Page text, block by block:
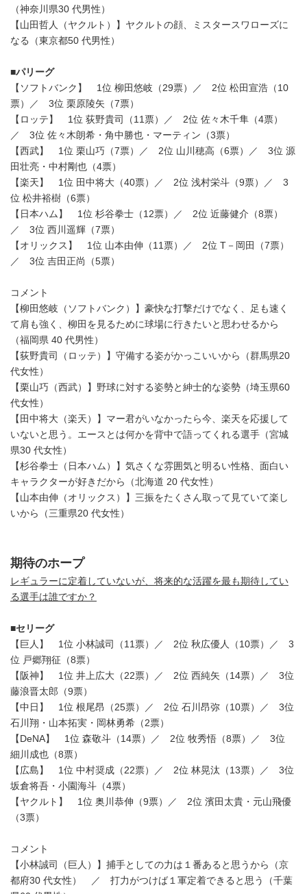
（神奈川県30 代男性）
【山田哲人（ヤクルト）】ヤクルトの顔、ミスタースワローズに
なる（東京都50 代男性）
■パリーグ
【ソフトバンク】 1位 柳田悠岐（29票）／ 2位 松田宣浩（10
票）／ 3位 栗原陵矢（7票）
【ロッテ】 1位 荻野貴司（11票）／ 2位 佐々木千隼（4票）
／ 3位 佐々木朗希・角中勝也・マーティン（3票）
【西武】 1位 栗山巧（7票）／ 2位 山川穂高（6票）／ 3位 源
田壮亮・中村剛也（4票）
【楽天】 1位 田中将大（40票）／ 2位 浅村栄斗（9票）／ 3
位 松井裕樹（6票）
【日本ハム】 1位 杉谷拳士（12票）／ 2位 近藤健介（8票）
／ 3位 西川遥輝（7票）
【オリックス】 1位 山本由伸（11票）／ 2位 T－岡田（7票）
／ 3位 吉田正尚（5票）
コメント
【柳田悠岐（ソフトバンク）】豪快な打撃だけでなく、足も速く
て肩も強く、柳田を見るために球場に行きたいと思わせるから
（福岡県 40 代男性）
【荻野貴司（ロッテ）】守備する姿がかっこいいから（群馬県20
代女性）
【栗山巧（西武）】野球に対する姿勢と紳士的な姿勢（埼玉県60
代女性）
【田中将大（楽天）】マー君がいなかったら今、楽天を応援して
いないと思う。エースとは何かを背中で語ってくれる選手（宮城
県30 代女性）
【杉谷拳士（日本ハム）】気さくな雰囲気と明るい性格、面白い
キャラクターが好きだから（北海道 20 代女性）
【山本由伸（オリックス）】三振をたくさん取って見ていて楽し
いから（三重県20 代女性）
期待のホープ
レギュラーに定着していないが、将来的な活躍を最も期待してい
る選手は誰ですか？
■セリーグ
【巨人】 1位 小林誠司（11票）／ 2位 秋広優人（10票）／ 3
位 戸郷翔征（8票）
【阪神】 1位 井上広大（22票）／ 2位 西純矢（14票）／ 3位
藤浪晋太郎（9票）
【中日】 1位 根尾昂（25票）／ 2位 石川昂弥（10票）／ 3位
石川翔・山本拓実・岡林勇希（2票）
【DeNA】 1位 森敬斗（14票）／ 2位 牧秀悟（8票）／ 3位
細川成也（8票）
【広島】 1位 中村奨成（22票）／ 2位 林晃汰（13票）／ 3位
坂倉将吾・小園海斗（4票）
【ヤクルト】 1位 奥川恭伸（9票）／ 2位 濱田太貴・元山飛優
（3票）
コメント
【小林誠司（巨人）】捕手としての力は１番あると思うから（京
都府30 代女性） ／ 打力がつけば１軍定着できると思う（千葉